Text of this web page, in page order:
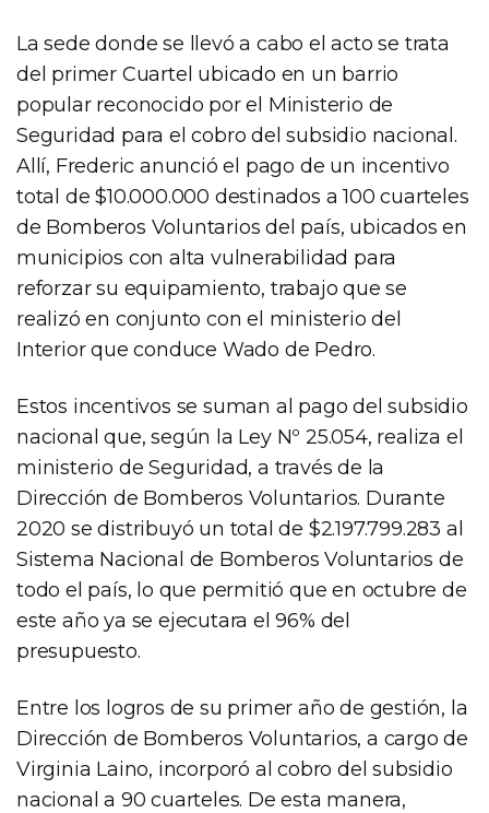
La sede donde se llevó a cabo el acto se trata
del primer Cuartel ubicado en un barrio
popular reconocido por el Ministerio de
Seguridad para el cobro del subsidio nacional.
Allí, Frederic anunció el pago de un incentivo
total de $10.000.000 destinados a 100 cuarteles
de Bomberos Voluntarios del país, ubicados en
municipios con alta vulnerabilidad para
reforzar su equipamiento, trabajo que se
realizó en conjunto con el ministerio del
Interior que conduce Wado de Pedro.
Estos incentivos se suman al pago del subsidio
nacional que, según la Ley Nº 25.054, realiza el
ministerio de Seguridad, a través de la
Dirección de Bomberos Voluntarios. Durante
2020 se distribuyó un total de $2.197.799.283 al
Sistema Nacional de Bomberos Voluntarios de
todo el país, lo que permitió que en octubre de
este año ya se ejecutara el 96% del
presupuesto.
Entre los logros de su primer año de gestión, la
Dirección de Bomberos Voluntarios, a cargo de
Virginia Laino, incorporó al cobro del subsidio
nacional a 90 cuarteles. De esta manera,